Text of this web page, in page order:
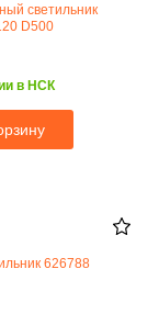
светильник
D500
в НСК
626788